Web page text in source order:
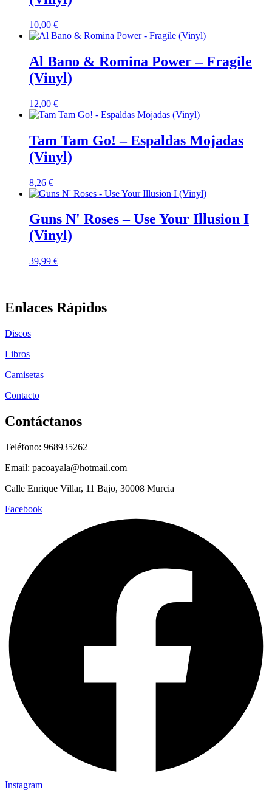
10,00 €
Al Bano & Romina Power – Fragile
(Vinyl)
12,00 €
Tam Tam Go! – Espaldas Mojadas
(Vinyl)
8,26 €
Guns N' Roses – Use Your Illusion I
(Vinyl)
39,99 €
Enlaces Rápidos
Discos
Libros
Camisetas
Contacto
Contáctanos
Teléfono: 968935262
Email: pacoayala@hotmail.com
Calle Enrique Villar, 11 Bajo, 30008 Murcia
Facebook
Instagram